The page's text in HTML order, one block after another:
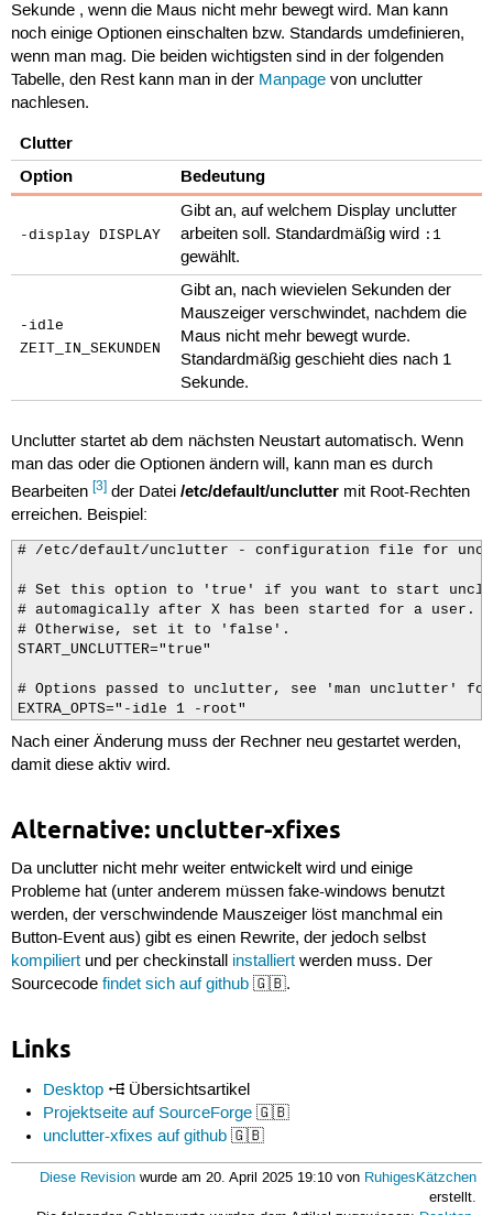
Sekunde , wenn die Maus nicht mehr bewegt wird. Man kann
noch einige Optionen einschalten bzw. Standards umdefinieren,
wenn man mag. Die beiden wichtigsten sind in der folgenden
Tabelle, den Rest kann man in der Manpagevon unclutter
nachlesen.
Clutter
Option
Bedeutung
-display DISPLAY
Gibt an, auf welchem Display unclutter
arbeiten soll. Standardmäßig wird :1
gewählt.
-idle
ZEIT_IN_SEKUNDEN
Gibt an, nach wievielen Sekunden der
Mauszeiger verschwindet, nachdem die
Maus nicht mehr bewegt wurde.
Standardmäßig geschieht dies nach 1
Sekunde.
Unclutter startet ab dem nächsten Neustart automatisch. Wenn
man das oder die Optionen ändern will, kann man es durch
Bearbeiten [3]der Datei /etc/default/uncluttermit Root-Rechten
erreichen. Beispiel:
# /etc/default/unclutter - configuration file for
# Set this option to 'true' if you want to start
# automagically after X has been started for a user.
# Otherwise, set it to 'false'.
START_UNCLUTTER="true"
# Options passed to unclutter, see 'man unclutter'
EXTRA_OPTS="-idle 1 -root"
Nach einer Änderung muss der Rechner neu gestartet werden,
damit diese aktiv wird.
Alternative: unclutter-xfixes
Da unclutter nicht mehr weiter entwickelt wird und einige
Probleme hat (unter anderem müssen fake-windows benutzt
werden, der verschwindende Mauszeiger löst manchmal ein
Button-Event aus) gibt es einen Rewrite, der jedoch selbst
kompiliertund per checkinstall installiertwerden muss. Der
Sourcecode findet sich auf github🇬🇧.
Links
Desktop
Übersichtsartikel
Projektseite auf SourceForge 🇬🇧
unclutter-xfixes auf github 🇬🇧
Diese Revision wurde am 20. April 2025 19:10 von RuhigesKätzchen
erstellt.